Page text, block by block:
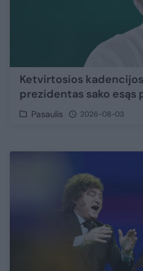
Ketvirtosios
prezidentas sako esąs
Pasaulis 2026-08-03